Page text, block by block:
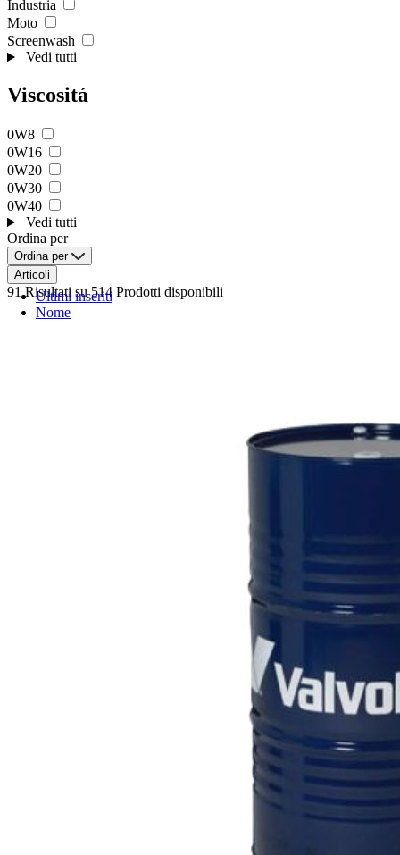
Industria
Moto
Screenwash
Vedi tutti
Viscositá
0W8
0W16
0W20
0W30
0W40
Vedi tutti
Ordina per
Ordina per
Ultimi inseriti
Nome
Articoli
91 Risultati su 514 Prodotti disponibili